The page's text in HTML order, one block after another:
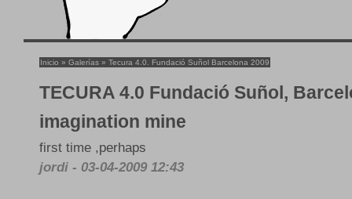
Inicio » Galerías » Tecura 4.0. Fundació Suñol Barcelona 2009
TECURA 4.0 Fundació Suñol,
imagination mine
first time ,perhaps
jordi - 03-04-2009 12:43